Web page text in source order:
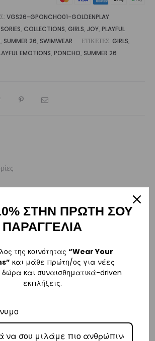
VGS26-GPONCHO01-GOLDENPLAY
, COLLECTIONS, GIRLS, JOY, PLAYFUL
, SUMMER 26, SWIMWEAR ΕΤΙΚΈΤΕΣ: GIRLS,
EMOTIONS, PONCHO, SUMMER 26
αποσταλεί την πρώτη εργάσιμη ημέρα μετά την
6984526595| Email:
ΣΤΗΝ ΠΡΩΤΗ ΣΟΥ
ΠΑΡΑΓΓΕΛΙΑ
της κοινότητας “Wear Your
και μάθε πρώτη/ος για νέες
και συναισθηματικά-driven
εκπλήξεις.